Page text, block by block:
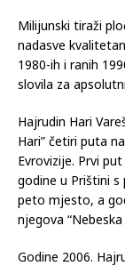
Milijunski tiraži
nadasve
1980-ih i ranih
slovila za
Hajrudin Hari
Hari” četiri puta
Evrovizije. Prvi
godine u Prištini
peto mjesto, a
njegova
Godine 2006.